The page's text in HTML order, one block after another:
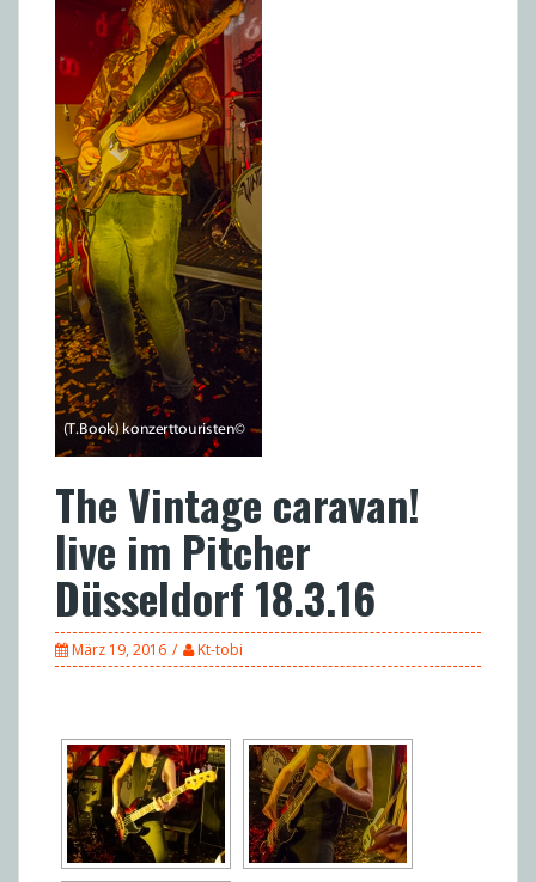
The Vintage caravan!
live im Pitcher
Düsseldorf 18.3.16
März 19, 2016 Kt-tobi